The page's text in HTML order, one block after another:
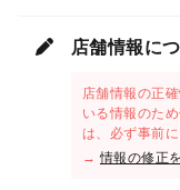
店舗情報に
店舗情報の正
いる情報のた
は、必ず事前
→情報の修正